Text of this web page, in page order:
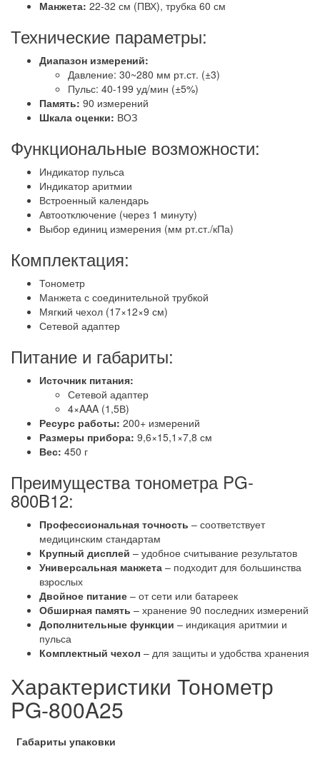
Манжета: 22-32 см (ПВХ), трубка 60 см
Технические параметры:
Диапазон измерений:
Давление: 30~280 мм рт.ст. (±3)
Пульс: 40-199 уд/мин (±5%)
Память: 90 измерений
Шкала оценки: ВОЗ
Функциональные возможности:
Индикатор пульса
Индикатор аритмии
Встроенный календарь
Автоотключение (через 1 минуту)
Выбор единиц измерения (мм рт.ст./кПа)
Комплектация:
Тонометр
Манжета с соединительной трубкой
Мягкий чехол (17×12×9 см)
Сетевой адаптер
Питание и габариты:
Источник питания:
Сетевой адаптер
4×AAA (1,5В)
Ресурс работы: 200+ измерений
Размеры прибора: 9,6×15,1×7,8 см
Вес: 450 г
Преимущества тонометра PG-
800B12:
Профессиональная точность – соответствует
медицинским стандартам
Крупный дисплей – удобное считывание результатов
Универсальная манжета – подходит для большинства
взрослых
Двойное питание – от сети или батареек
Обширная память – хранение 90 последних измерений
Дополнительные функции – индикация аритмии и
пульса
Комплектный чехол – для защиты и удобства хранения
Характеристики Тонометр
PG-800A25
Габариты упаковки